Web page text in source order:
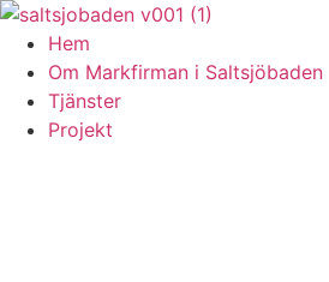
Skip
content
Hem
Om Markfirman i Saltsjöbaden
Tjänster
Projekt